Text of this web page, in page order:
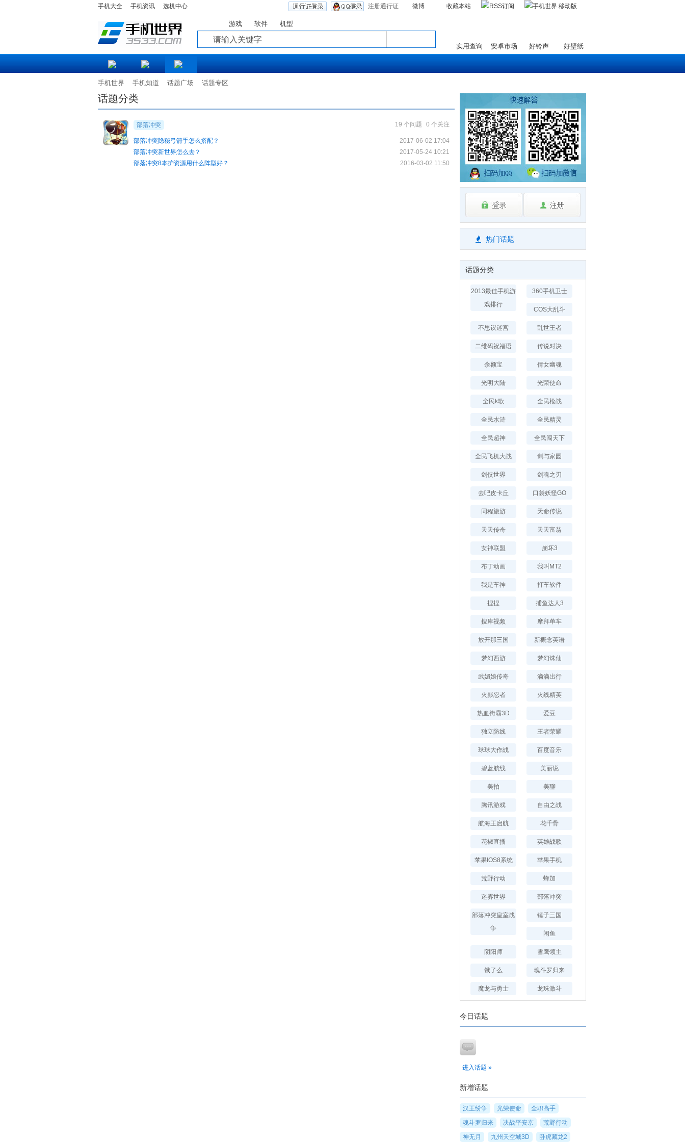
手机大全 手机资讯 选机中心 注册通行证 微博 收藏本站
游戏 软件 机型
实用查询 安卓市场 好铃声 好壁纸
手机世界 手机知道 话题广场 话题专区
话题分类
19 个问题 0 个关注
部落冲突
2017-06-02 17:04
部落冲突隐秘弓箭手怎么搭配？
2017-05-24 10:21
部落冲突新世界怎么去？
2016-03-02 11:50
部落冲突8本护资源用什么阵型好？
热门话题
话题分类
2013最佳手机游
戏排行
360手机卫士
COS大乱斗
不思议迷宫 乱世王者
二维码祝福语 传说对决
余额宝 倩女幽魂
光明大陆 光荣使命
全民k歌 全民枪战
全民水浒 全民精灵
全民超神 全民闯天下
全民飞机大战 剑与家园
剑侠世界 剑魂之刃
去吧皮卡丘 口袋妖怪GO
同程旅游 天命传说
天天传奇 天天富翁
女神联盟 崩坏3
布丁动画 我叫MT2
我是车神 打车软件
捏捏 捕鱼达人3
搜库视频 摩拜单车
放开那三国 新概念英语
梦幻西游 梦幻诛仙
武媚娘传奇 滴滴出行
火影忍者 火线精英
热血街霸3D 爱豆
独立防线 王者荣耀
球球大作战 百度音乐
碧蓝航线 美丽说
美拍 美聊
腾讯游戏 自由之战
航海王启航 花千骨
花椒直播 英雄战歌
苹果IOS8系统 苹果手机
荒野行动 蜂加
迷雾世界 部落冲突
部落冲突皇室战
争
锤子三国
闲鱼
阴阳师 雪鹰领主
饿了么 魂斗罗归来
魔龙与勇士 龙珠激斗
今日话题
进入话题 »
新增话题
汉王纷争 光荣使命
全职高手
魂斗罗归来
决战平安京
荒野行动
神无月
九州天空城3D 卧虎藏龙2